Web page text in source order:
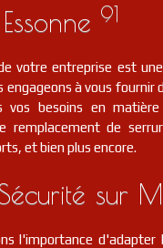
Essonne 91
votre entreprise est
à vous fournir
besoins en matière
remplacement de
et bien plus encore.
sur
l'importance